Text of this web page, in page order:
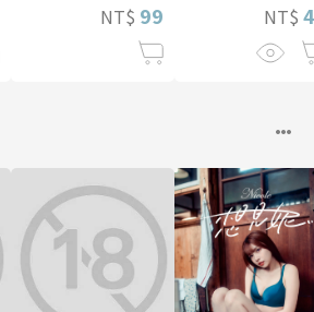
NT$ 99
兩人是甜蜜的現
在進行式～ 04
NT$